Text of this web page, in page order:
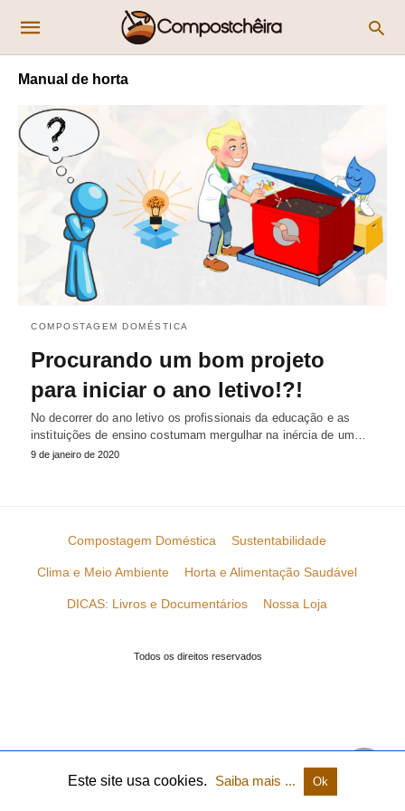
Manual de horta
COMPOSTAGEM DOMÉSTICA
Procurando um bom projeto
para iniciar o ano letivo!?!
No decorrer do ano letivo os profissionais da educação e as
instituições de ensino costumam mergulhar na inércia de um…
9 de janeiro de 2020
Compostagem Doméstica Sustentabilidade
Clima e Meio Ambiente Horta e Alimentação Saudável
DICAS: Livros e Documentários Nossa Loja
Todos os direitos reservados
Este site usa cookies. Saiba mais ... Ok